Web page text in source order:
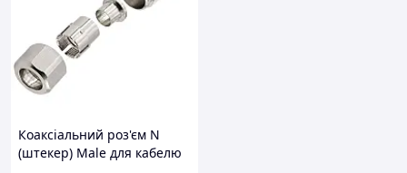
Коаксіальний роз'єм N
(штекер) Male для кабелю